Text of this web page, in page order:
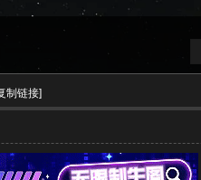
制链接]